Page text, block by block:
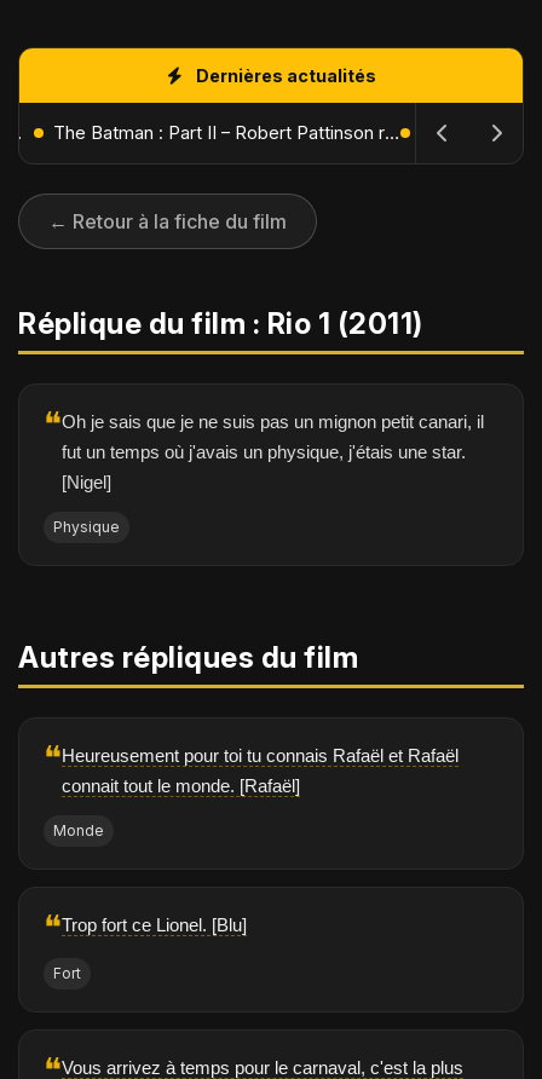
Dernières actualités
L'Âge de Glace : Le Réveil du Volcan – Manny, Sid et Diego de retour pour une aventure explosive The Batman : Part II – Robert Pattinson replonge dans les ténèbres de Gotham dès octobre 2027
← Retour à la fiche du film
Réplique du film : Rio 1 (2011)
❝Oh je sais que je ne suis pas un mignon petit canari, il
fut un temps où j'avais un physique, j'étais une star.
[Nigel]
Physique
Autres répliques du film
❝Heureusement pour toi tu connais Rafaël et Rafaël
connait tout le monde. [Rafaël]
Monde
❝Trop fort ce Lionel. [Blu]
Fort
❝Vous arrivez à temps pour le carnaval, c'est la plus